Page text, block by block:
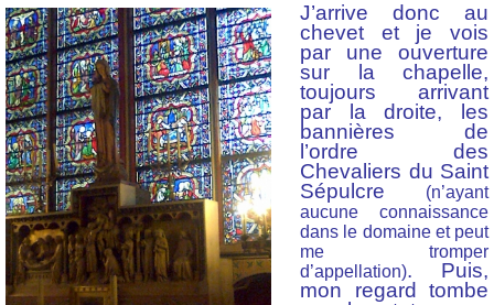
J’arrive donc au
chevet et je vois
par une ouverture
sur la chapelle,
toujours arrivant
par la droite, les
bannières de
l’ordre des
Chevaliers du Saint
Sépulcre
(n’ayant
aucune connaissance
dans le domaine et peut
me tromper
d’appellation). Puis,
mon regard tombe